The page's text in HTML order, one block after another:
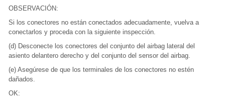
OBSERVACIÓN:
Si los conectores no están conectados adecuadamente, vuelva a
conectarlos y proceda con la siguiente inspección.
(d) Desconecte los conectores del conjunto del airbag lateral del
asiento delantero derecho y del conjunto del sensor del airbag.
(e) Asegúrese de que los terminales de los conectores no estén
dañados.
OK: